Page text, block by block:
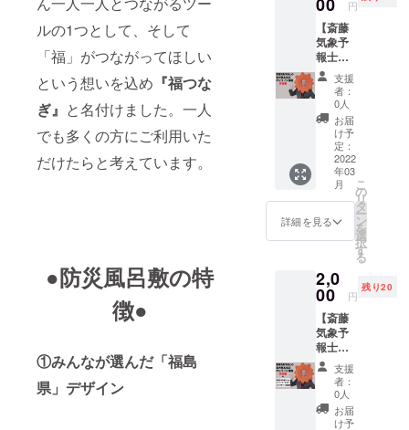
ルの1つとして、そして
「福」がつながってほしい
という想いを込め 『福つな
ぎ』 と名付けました。一人
でも多くの方にご利用いた
だけたらと考えています。
●防災風呂敷の特
徴●
①みんなが選んだ「福島
県」デザイン
円
【斎藤
気象予
報士の
お天気
＆防災
オンラ
イン講
座への
参加
権】 お
天気の
斎藤さ
んでお
なじ
み、福
テレの
紀気象
予報士
がzoom
でお天
気＆防
災講座
を開催
しま
す。天
気や防
災につ
支援
者：
0人
お届
け予
定：
2022
年03
月
詳細を見る
こ
の
リ
タ
ー
ン
を
選
択
す
る
2,0
00 円
残り20
【斎藤
気象予
報士の
お天気
＆防災
オンラ
イン講
座への
支援
者：
0人
お届
け予